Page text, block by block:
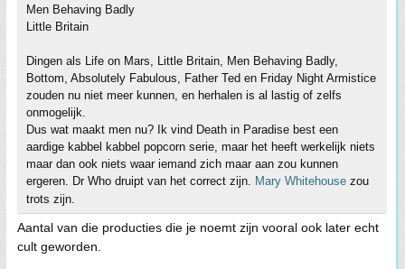
Men Behaving Badly
Little Britain
Dingen als Life on Mars, Little Britain, Men Behaving Badly,
Bottom, Absolutely Fabulous, Father Ted en Friday Night Armistice
zouden nu niet meer kunnen, en herhalen is al lastig of zelfs
onmogelijk.
Dus wat maakt men nu? Ik vind Death in Paradise best een
aardige kabbel kabbel popcorn serie, maar het heeft werkelijk niets
maar dan ook niets waar iemand zich maar aan zou kunnen
ergeren. Dr Who druipt van het correct zijn. Mary Whitehouse zou
trots zijn.
Aantal van die producties die je noemt zijn vooral ook later echt
cult geworden.